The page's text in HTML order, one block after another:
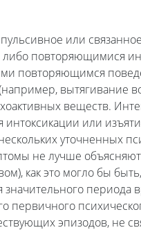
или
либо повторяющимися
повторяющимся
вытягивание
веществ.
интоксикации или
уточненных
не лучше
как это могло бы
значительного
первичного
эпизодов, не